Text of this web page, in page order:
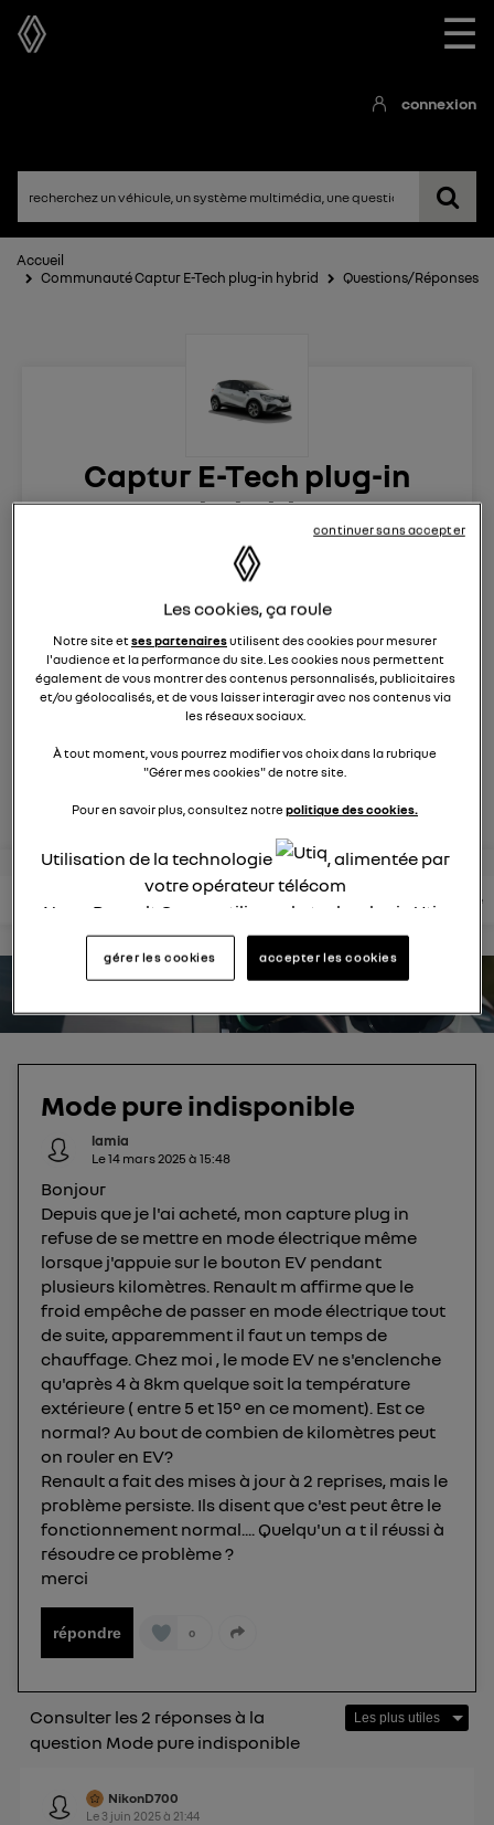
☰
connexion
Accueil
Communauté Captur E-Tech plug-in hybrid
Questions/Réponses
Captur E-Tech plug-in
hybrid
hybrides rechargeables
membres
La réactivité de l'électrique dans une voiture hybride ?
C'est la promesse de Captur E-Tech hybride
rechargeable
posez une question
lire les articles consultez votre notice
Mode pure indisponible
lamia
Le14 mars 2025 à 15:48
Bonjour
Depuis que je l'ai acheté, mon capture plug in
refuse de se mettre en mode électrique même
lorsque j'appuie sur le bouton EV pendant
plusieurs kilomètres. Renault m affirme que le
froid empêche de passer en mode électrique tout
de suite, apparemment il faut un temps de
chauffage. Chez moi , le mode EV ne s'enclenche
qu'après 4 à 8km quelque soit la température
extérieure ( entre 5 et 15° en ce moment). Est ce
normal? Au bout de combien de kilomètres peut
on rouler en EV?
Renault a fait des mises à jour à 2 reprises, mais le
problème persiste. Ils disent que c'est peut être le
fonctionnement normal.... Quelqu'un a t il réussi à
résoudre ce problème ?
merci
répondre 0
Consulter les 2 réponses à la
question Mode pure indisponible
NikonD700
Le 3 juin 2025à 21:44
Les cookies, ça roule
Notre site etses partenairesutilisent des cookies pour mesurer
l'audience et la performance du site. Les cookies nous permettent
également de vous montrer des contenus personnalisés, publicitaires
et/ou géolocalisés, et de vous laisser interagir avec nos contenus via
les réseaux sociaux.
À tout moment, vous pourrez modifier vos choix dans la rubrique
"Gérer mes cookies" de notre site.
Pour en savoir plus, consultez notrepolitique des cookies.
Utilisation de la technologie
, alimentée par
votre opérateur télécom
Nous, Renault Group, utilisons la technologie Utiq
pour nos activités digitales (telles que décrites
dans cette notice de consentement) et liées à
utilisez une connexion internet fournie parun
consentez sur chaque site).
La technologie Utiq a été conçue pour la
protection de vos données personnelles en vous
offrant choix et contrôle.
télécom basé sur votre adresse IP et une référence
de votre contrat internet (ex : votre numéro de
téléphone).
L'identifiant est associé à votre connexion
internet. Ainsi, toutes les personnes utilisant la
même connexion et ayant consenties se verront
attribuer le même identifiant. En général :
Pour uneconnexion foyer(ex : Wi-Fi), la personnalisation sera basée
sur la navigation des membres du foyer ayant consentis.
Pour uneconnexion mobile
, la personnalisation sera basée
uniquement sur la navigation de l'utilisateur du mobile.
Vous pouvez à tout moment retirer ce
consentement sur
le portail d’Utiq("
") ou via la page « gérer Utiq » en bas de ce site.
Pour plus d'informations, veuillez consulter
Politique d'information sur les données
gérer les cookies accepter les cookies
continuer sans accepter